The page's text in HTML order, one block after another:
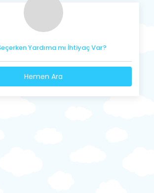
Yardıma mı İhtiyaç Var?
Hemen Ara